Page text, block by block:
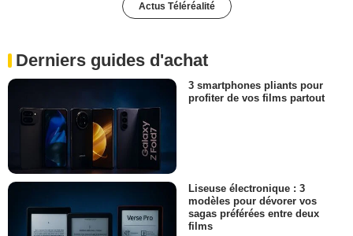
Actus Téléréalité
Derniers guides d'achat
3 smartphones pliants pour
profiter de vos films partout
Liseuse électronique : 3
modèles pour dévorer vos
sagas préférées entre deux
films